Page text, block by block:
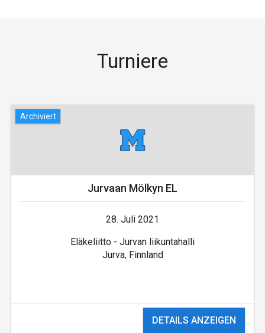
Turniere
Archiviert
Jurvaan Mölkyn EL
28. Juli 2021
Eläkeliitto - Jurvan liikuntahalli
Jurva, Finnland
DETAILS ANZEIGEN